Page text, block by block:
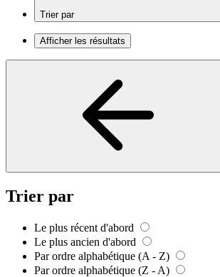
Trier par
Afficher les résultats
Trier par
Le plus récent d'abord
Le plus ancien d'abord
Par ordre alphabétique (A - Z)
Par ordre alphabétique (Z - A)